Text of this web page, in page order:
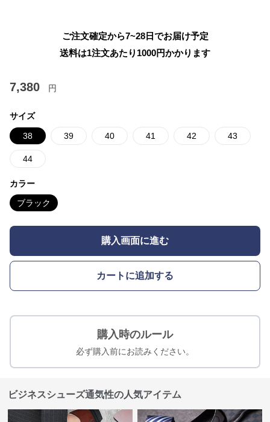
ご注文確定から7~28日でお届け予定
送料は1注文あたり 1000円かかります
7,380 円
サイズ
38 39 40 41 42 43
44
カラー
ブラック
購入画面に進む
カートに追加する
購入時のルール
必ず購入前にお読みください。
ビジネスシューズ通気性の人気アイテム